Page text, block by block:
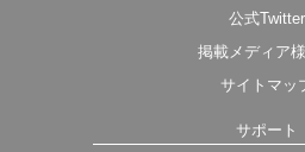
公式Twitter
掲載メディア
サイトマッ
サポート